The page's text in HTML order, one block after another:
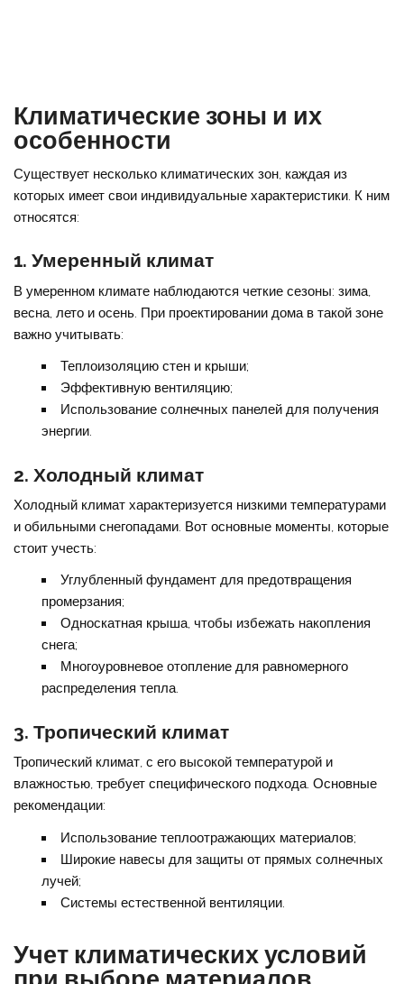
Климатические зоны и их
особенности
Существует несколько климатических зон, каждая из
которых имеет свои индивидуальные характеристики. К ним
относятся:
1. Умеренный климат
В умеренном климате наблюдаются четкие сезоны: зима,
весна, лето и осень. При проектировании дома в такой зоне
важно учитывать:
Теплоизоляцию стен и крыши;
Эффективную вентиляцию;
Использование солнечных панелей для получения
энергии.
2. Холодный климат
Холодный климат характеризуется низкими температурами
и обильными снегопадами. Вот основные моменты, которые
стоит учесть:
Углубленный фундамент для предотвращения
промерзания;
Односкатная крыша, чтобы избежать накопления
снега;
Многоуровневое отопление для равномерного
распределения тепла.
3. Тропический климат
Тропический климат, с его высокой температурой и
влажностью, требует специфического подхода. Основные
рекомендации:
Использование теплоотражающих материалов;
Широкие навесы для защиты от прямых солнечных
лучей;
Системы естественной вентиляции.
Учет климатических условий